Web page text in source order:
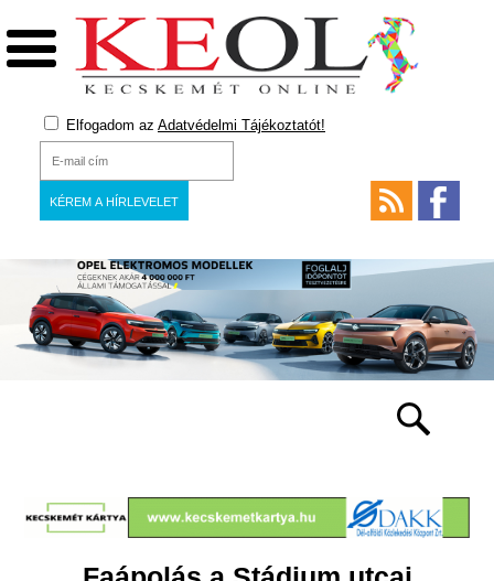
Elfogadom az Adatvédelmi Tájékoztatót!